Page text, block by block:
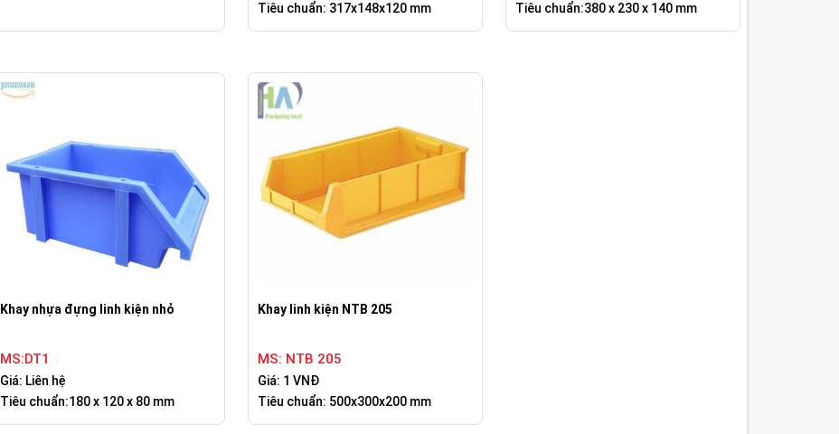
Tiêu chuẩn: 317x148x120 mm
Tiêu chuẩn:380 x 230 x 140 mm
Khay nhựa đựng linh kiện nhỏ
MS:DT1
Giá: Liên hệ
Tiêu chuẩn:180 x 120 x 80 mm
Khay linh kiện NTB 205
MS: NTB 205
Giá: 1 VNĐ
Tiêu chuẩn: 500x300x200 mm